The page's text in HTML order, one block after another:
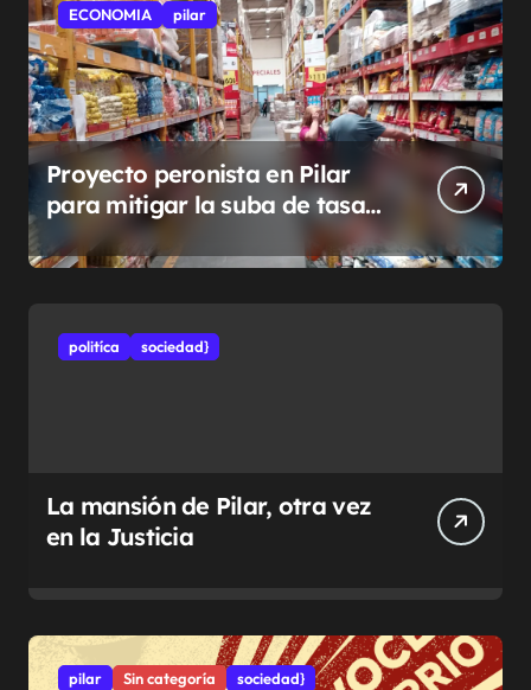
ECONOMIA pilar
Proyecto peronista en Pilar
para mitigar la suba de tasas
municipales
politíca sociedad}
La mansión de Pilar, otra vez
en la Justicia
pilar Sin categoría sociedad}